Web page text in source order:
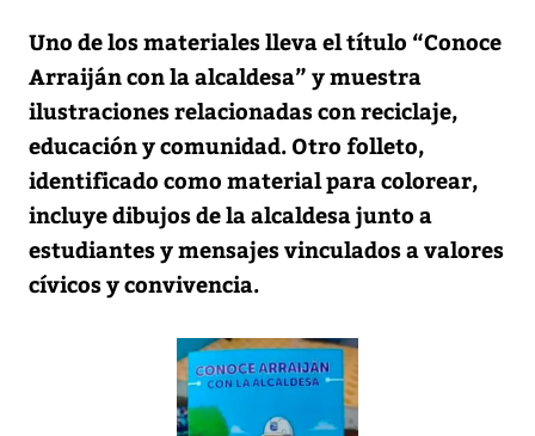
Uno de los materiales lleva el título “Conoce
Arraiján con la alcaldesa” y muestra
ilustraciones relacionadas con reciclaje,
educación y comunidad. Otro folleto,
identificado como material para colorear,
incluye dibujos de la alcaldesa junto a
estudiantes y mensajes vinculados a valores
cívicos y convivencia.